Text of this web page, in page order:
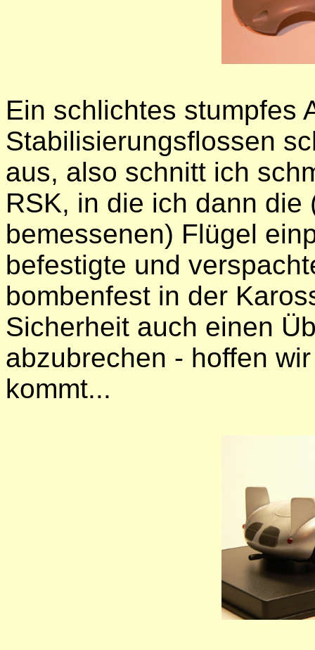
Ein schlichtes stumpfes
Stabilisierungsflossen
aus, also schnitt ich
RSK, in die ich dann
bemessenen) Flügel
befestigte und
bombenfest in der
Sicherheit auch einen
abzubrechen - hoffen
kommt...